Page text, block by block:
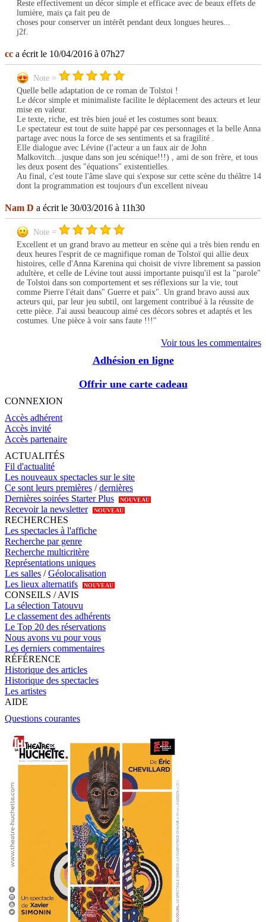
Reste effectivement un décor simple et efficace avec de beaux effets de
lumière, mais ça fait peu de
choses pour conserver un intérêt pendant deux longues heures...
j2f.
cc a écrit le 10/04/2016 à 07h27
Note =
Quelle belle adaptation de ce roman de Tolstoi !
Le décor simple et minimaliste facilite le déplacement des acteurs et leur
mise en valeur.
Le texte, riche, est très bien joué et les costumes sont beaux.
Le spectateur est tout de suite happé par ces personnages et la belle Anna
partage avec nous la force de ses sentiments et sa fragilité .
Elle dialogue avec Lévine (l'acteur a un faux air de John
Malkovitch...jusque dans son jeu scénique!!!) , ami de son frère, et tous
les deux posent des "équations" existentielles.
Au final, c'est toute l'âme slave qui s'expose sur cette scène du théâtre 14
dont la programmation est toujours d'un excellent niveau
Nam D a écrit le 30/03/2016 à 11h30
Note =
Excellent et un grand bravo au metteur en scène qui a très bien rendu en
deux heures l'esprit de ce magnifique roman de Tolstoï qui allie deux
histoires, celle d'Anna Karenina qui choisit de vivre librement sa passion
adultère, et celle de Lévine tout aussi importante puisqu'il est la "parole"
de Tolstoi dans son comportement et ses réflexions sur la vie, tout
comme Pierre l'était dans" Guerre et paix". Un grand bravo aussi aux
acteurs qui, par leur jeu subtil, ont largement contribué à la réussite de
cette pièce. J'ai aussi beaucoup aimé ces décors sobres et adaptés et les
costumes. Une pièce à voir sans faute !!!"
Voir tous les commentaires
Adhésion en ligne
Offrir une carte cadeau
CONNEXION
Accès adhérent
Accès invité
Accès partenaire
ACTUALITÉS
Fil d'actualité
Les nouveaux spectacles sur le site
Ce sont leurs premières /dernières
Dernières soirées Starter Plus
NOUVEAU
Recevoir la newsletter NOUVEAU
RECHERCHES
Les spectacles à l'affiche
Recherche par genre
Recherche multicritère
Représentations uniques
Les salles /Géolocalisation
Les lieux alternatifs
NOUVEAU
CONSEILS / AVIS
La sélection Tatouvu
Le classement des adhérents
Le Top 20 des réservations
Nous avons vu pour vous
Les derniers commentaires
RÉFÉRENCE
Historique des articles
Historique des spectacles
Les artistes
AIDE
Questions courantes